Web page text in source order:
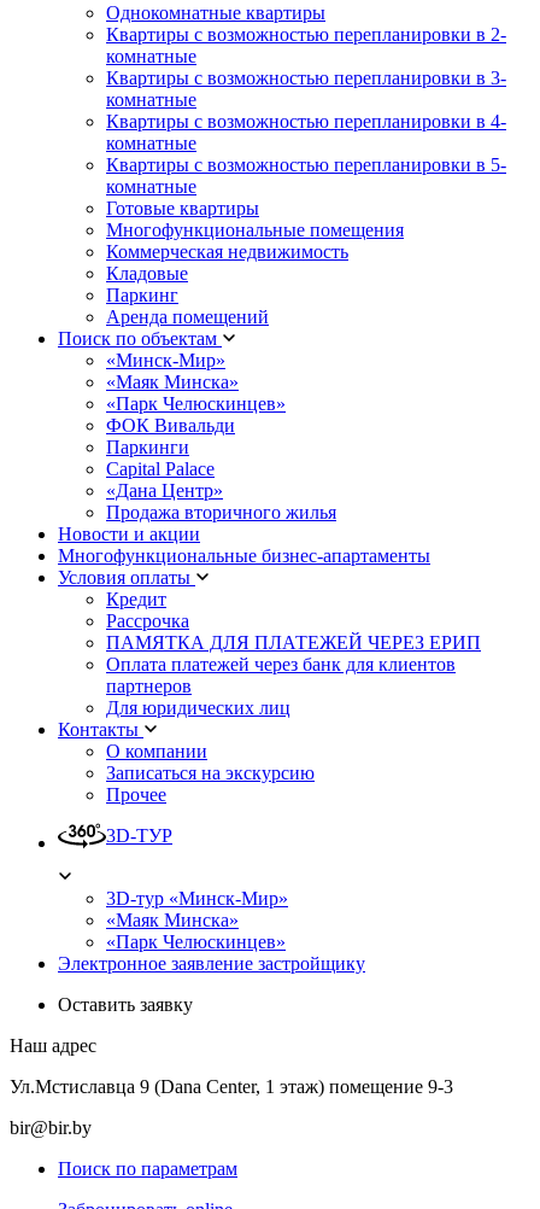
Однокомнатные квартиры
Квартиры с возможностью перепланировки в 2-
комнатные
Квартиры с возможностью перепланировки в 3-
комнатные
Квартиры с возможностью перепланировки в 4-
комнатные
Квартиры с возможностью перепланировки в 5-
комнатные
Готовые квартиры
Многофункциональные помещения
Коммерческая недвижимость
Кладовые
Паркинг
Аренда помещений
Поиск по объектам
«Минск-Мир»
«Маяк Минска»
«Парк Челюскинцев»
ФОК Вивальди
Паркинги
Capital Palace
«Дана Центр»
Продажа вторичного жилья
Новости и акции
Многофункциональные бизнес-апартаменты
Условия оплаты
Кредит
Рассрочка
ПАМЯТКА ДЛЯ ПЛАТЕЖЕЙ ЧЕРЕЗ ЕРИП
Оплата платежей через банк для клиентов
партнеров
Для юридических лиц
Контакты
О компании
Записаться на экскурсию
Прочее
3D-ТУР
3D-тур «Минск-Мир»
«Маяк Минска»
«Парк Челюскинцев»
Электронное заявление застройщику
Оставить заявку
Наш адрес
Ул.Мстиславца 9 (Dana Center, 1 этаж) помещение 9-3
bir@bir.by
Поиск по параметрам